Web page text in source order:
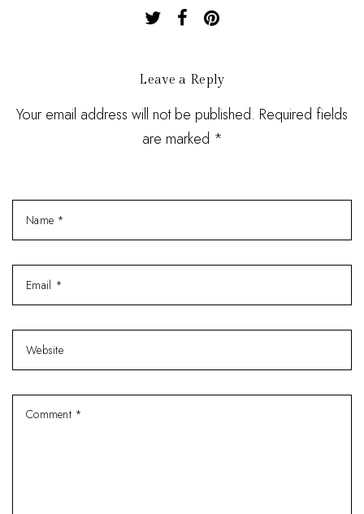
Leave a Reply
Your email address will not be published. Required fields
are marked *